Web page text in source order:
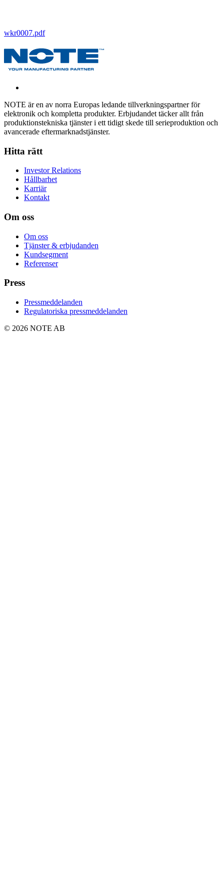
wkr0007.pdf
NOTE är en av norra Europas ledande tillverkningspartner för
elektronik och kompletta produkter. Erbjudandet täcker allt från
produktionstekniska tjänster i ett tidigt skede till serieproduktion och
avancerade eftermarknadstjänster.
Hitta rätt
Investor Relations
Hållbarhet
Karriär
Kontakt
Om oss
Om oss
Tjänster & erbjudanden
Kundsegment
Referenser
Press
Pressmeddelanden
Regulatoriska pressmeddelanden
© 2026 NOTE AB